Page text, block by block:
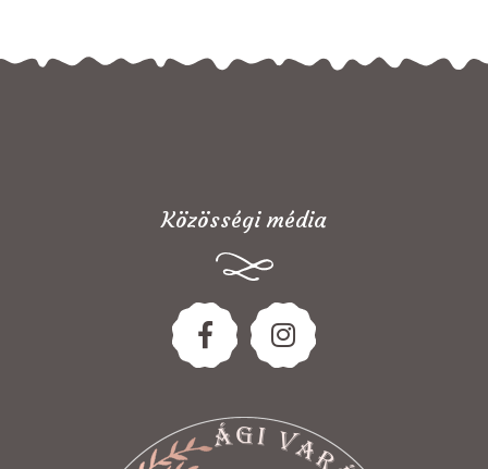
Közösségi média